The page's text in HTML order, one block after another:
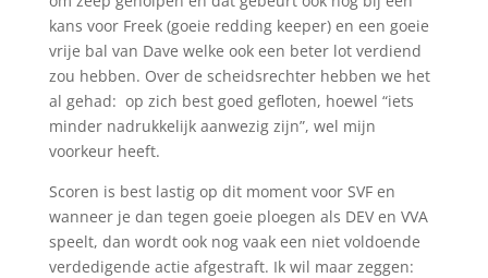
kans voor Freek (goeie redding keeper) en een goeie
vrije bal van Dave welke ook een beter lot verdiend
zou hebben. Over de scheidsrechter hebben we het
al gehad: op zich best goed gefloten, hoewel “iets
minder nadrukkelijk aanwezig zijn”, wel mijn
voorkeur heeft.
Scoren is best lastig op dit moment voor SVF en
wanneer je dan tegen goeie ploegen als DEV en VVA
speelt, dan wordt ook nog vaak een niet voldoende
verdedigende actie afgestraft. Ik wil maar zeggen: